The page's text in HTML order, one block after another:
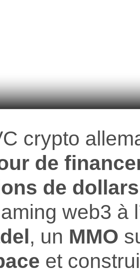
crypto
de
de dollars
web3 à
, un MMO
et